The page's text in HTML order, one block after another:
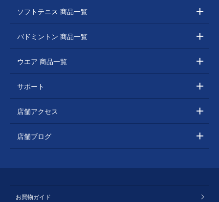
ソフトテニス 商品一覧
バドミントン 商品一覧
ウエア 商品一覧
サポート
店舗アクセス
店舗ブログ
お買物ガイド